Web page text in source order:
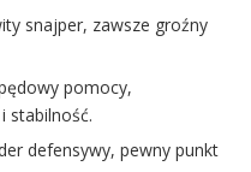
snajper, zawsze groźny
pomocy,
stabilność.
defensywy, pewny punkt